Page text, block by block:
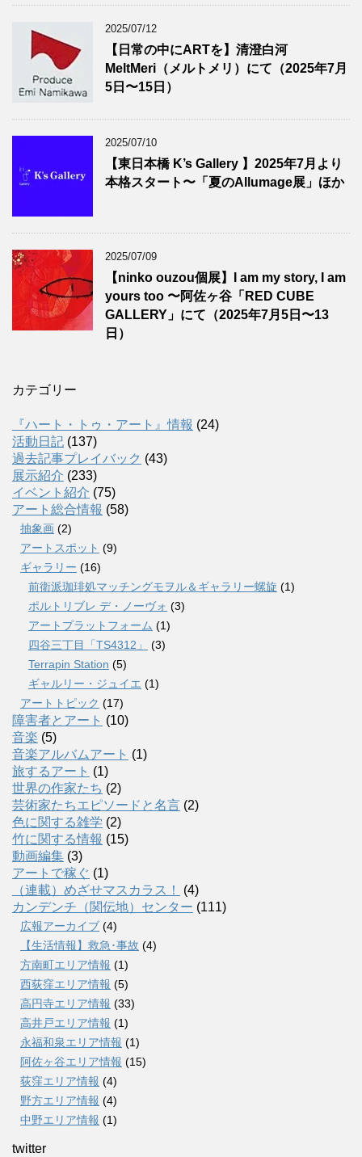
2025/07/12
【日常の中にARTを】清澄白河
MeltMeri（メルトメリ）にて（2025年7月
5日〜15日）
2025/07/10
【東日本橋 K’s Gallery 】2025年7月より
本格スタート〜「夏のAllumage展」ほか
2025/07/09
【ninko ouzou個展】I am my story, I am
yours too 〜阿佐ヶ谷「RED CUBE
GALLERY」にて（2025年7月5日〜13
日）
カテゴリー
『ハート・トゥ・アート』情報 (24)
活動日記 (137)
過去記事プレイバック (43)
展示紹介 (233)
イベント紹介 (75)
アート総合情報 (58)
抽象画 (2)
アートスポット (9)
ギャラリー (16)
前衛派珈琲処マッチングモヲル＆ギャラリー螺旋 (1)
ポルトリブレ デ・ノーヴォ (3)
アートプラットフォーム (1)
四谷三丁目「TS4312」
(3)
Terrapin Station (5)
ギャルリー・ジュイエ (1)
アートトピック (17)
障害者とアート (10)
音楽 (5)
音楽アルバムアート (1)
旅するアート (1)
世界の作家たち (2)
芸術家たちエピソードと名言 (2)
色に関する雑学 (2)
竹に関する情報 (15)
動画編集 (3)
アートで稼ぐ (1)
（連載）めざせマスカラス！
(4)
カンデンチ（関伝地）センター (111)
広報アーカイブ (4)
【生活情報】救急･事故 (4)
方南町エリア情報 (1)
西荻窪エリア情報 (5)
高円寺エリア情報 (33)
高井戸エリア情報 (1)
永福和泉エリア情報 (1)
阿佐ヶ谷エリア情報 (15)
荻窪エリア情報 (4)
野方エリア情報 (4)
中野エリア情報 (1)
twitter